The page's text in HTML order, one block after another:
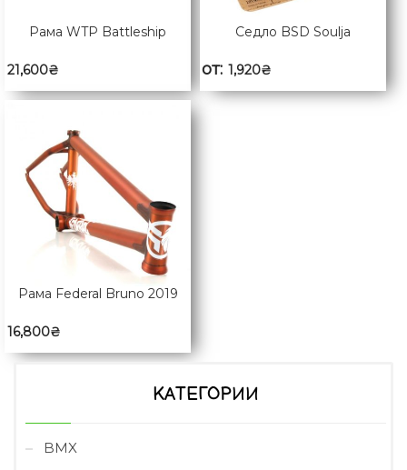
Рама WTP Battleship
21,600₴
Седло BSD Soulja
от: 1,920₴
Рама Federal Bruno 2019
16,800₴
КАТЕГОРИИ
BMX